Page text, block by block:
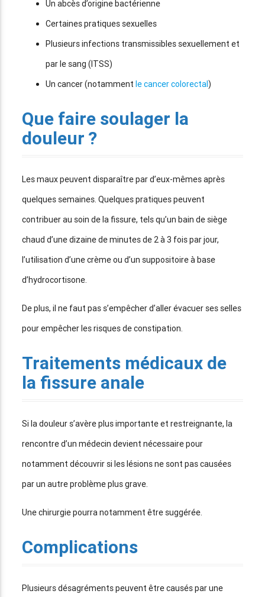
Un abcès d’origine bactérienne
Certaines pratiques sexuelles
Plusieurs infections transmissibles sexuellement et
par le sang (ITSS)
Un cancer (notammentle cancer colorectal)
Que faire soulager la
douleur ?
Les maux peuvent disparaître par d’eux-mêmes après
quelques semaines. Quelques pratiques peuvent
contribuer au soin de la fissure, tels qu’un bain de siège
chaud d’une dizaine de minutes de 2 à 3 fois par jour,
l’utilisation d’une crème ou d’un suppositoire à base
d’hydrocortisone.
De plus, il ne faut pas s’empêcher d’aller évacuer ses selles
pour empêcher les risques de constipation.
Traitements médicaux de
la fissure anale
Si la douleur s’avère plus importante et restreignante, la
rencontre d’un médecin devient nécessaire pour
notamment découvrir si les lésions ne sont pas causées
par un autre problème plus grave.
Une chirurgie pourra notamment être suggérée.
Complications
Plusieurs désagréments peuvent être causés par une